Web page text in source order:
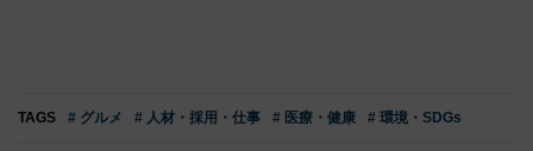
TAGS # グルメ # 人材・採用・仕事 # 医療・健康 # 環境・SDGs